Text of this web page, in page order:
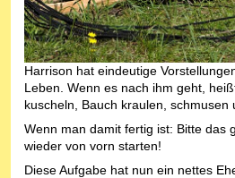
Harrison hat eindeutige
Leben. Wenn es nach ihm geht,
kuscheln, Bauch kraulen, schmusen
Wenn man damit fertig ist: Bitte das
wieder von vorn starten!
Diese Aufgabe hat nun ein nettes